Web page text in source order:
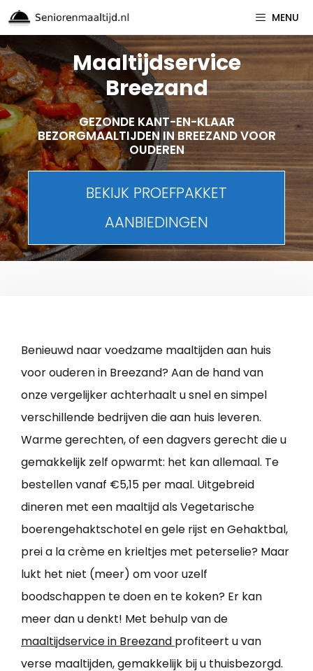
Spring
naar
inhoud
MENU
Maaltijdservice
Breezand
GEZONDE KANT-EN-KLAAR
BEZORGMAALTIJDEN IN BREEZAND VOOR
OUDEREN
BEKIJK PROEFPAKKET
AANBIEDINGEN
Benieuwd naar voedzame maaltijden aan huis
voor ouderen in Breezand? Aan de hand van
onze vergelijker achterhaalt u snel en simpel
verschillende bedrijven die aan huis leveren.
Warme gerechten, of een dagvers gerecht die u
gemakkelijk zelf opwarmt: het kan allemaal. Te
bestellen vanaf €5,15 per maal. Uitgebreid
dineren met een maaltijd als Vegetarische
boerengehaktschotel en gele rijst en Gehaktbal,
prei a la crème en krieltjes met peterselie? Maar
lukt het niet (meer) om voor uzelf
boodschappen te doen en te koken? Er kan
meer dan u denkt! Met behulp van de
maaltijdservice in Breezand profiteert u van
verse maaltijden, gemakkelijk bij u thuisbezorgd.